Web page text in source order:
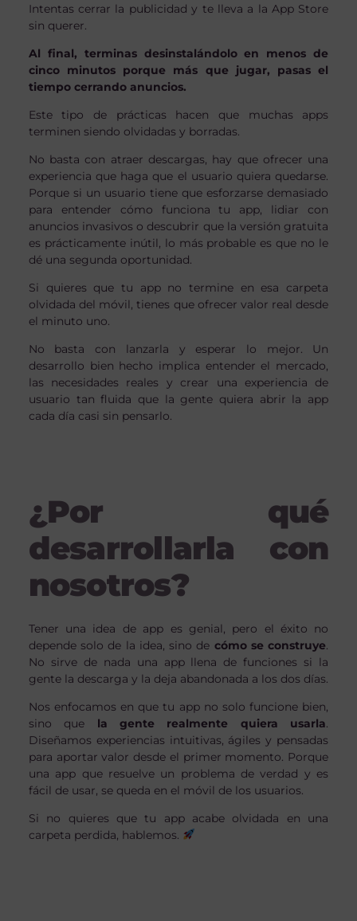
Intentas cerrar la publicidad y te lleva a la App Store
sin querer.
Al final, terminas desinstalándolo en menos de
cinco minutos porque más que jugar, pasas el
tiempo cerrando anuncios.
Este tipo de prácticas hacen que muchas apps
terminen siendo olvidadas y borradas.
No basta con atraer descargas, hay que ofrecer una
experiencia que haga que el usuario quiera quedarse.
Porque si un usuario tiene que esforzarse demasiado
para entender cómo funciona tu app, lidiar con
anuncios invasivos o descubrir que la versión gratuita
es prácticamente inútil, lo más probable es que no le
dé una segunda oportunidad.
Si quieres que tu app no termine en esa carpeta
olvidada del móvil, tienes que ofrecer valor real desde
el minuto uno.
No basta con lanzarla y esperar lo mejor. Un
desarrollo bien hecho implica entender el mercado,
las necesidades reales y crear una experiencia de
usuario tan fluida que la gente quiera abrir la app
cada día casi sin pensarlo.
¿Por qué
desarrollarla con
nosotros?
Tener una idea de app es genial, pero el éxito no
depende solo de la idea, sino de cómo se construye.
No sirve de nada una app llena de funciones si la
gente la descarga y la deja abandonada a los dos días.
Nos enfocamos en que tu app no solo funcione bien,
sino que la gente realmente quiera usarla.
Diseñamos experiencias intuitivas, ágiles y pensadas
para aportar valor desde el primer momento. Porque
una app que resuelve un problema de verdad y es
fácil de usar, se queda en el móvil de los usuarios.
Si no quieres que tu app acabe olvidada en una
carpeta perdida, hablemos.